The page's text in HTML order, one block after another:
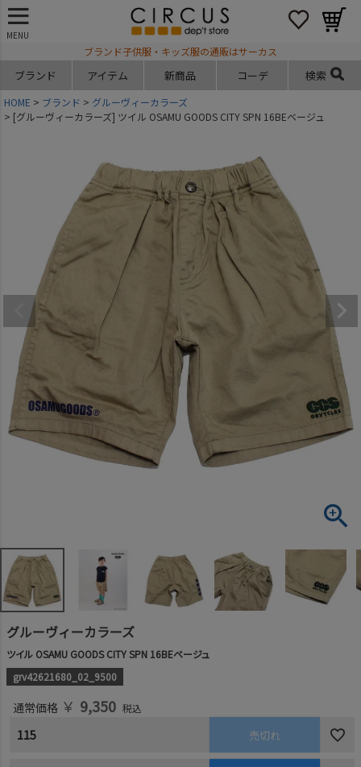
MENU
ブランド子供服・キッズ服の通販はサーカス
ブランド アイテム 新商品 コーデ 検索
HOME ブランド
グルーヴィーカラーズ
[グルーヴィーカラーズ] ツイル OSAMU GOODS CITY SPN 16BEベージュ
グルーヴィーカラーズ
ツイル OSAMU GOODS CITY SPN 16BEベージュ
grv42621680_02_9500
通常価格 ￥ 9,350 税込
115 売切れ